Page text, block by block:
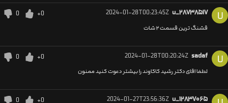
U u_۲۸۷۳۸۵۱۷ 2024-01-28T00:23:45Z
+0
0
قشنگ ترین قسمت ۲ شات
U
sadaf
2024-01-28T00:20:24Z
+0
0
لطفا اقای دکتر رشید کاکاوند را بیشتر دعوت کنید ممنون
u_۱۲۸۳۷۰۶۵ 2024-01-27T23:56:36Z
+0
0